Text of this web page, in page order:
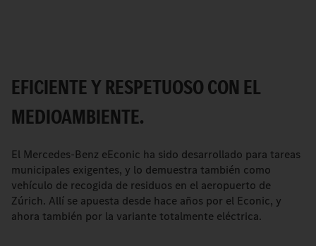
EFICIENTE Y RESPETUOSO CON EL
MEDIOAMBIENTE.
El Mercedes-Benz eEconic ha sido desarrollado para tareas
municipales exigentes, y lo demuestra también como
vehículo de recogida de residuos en el aeropuerto de
Zúrich. Allí se apuesta desde hace años por el Econic, y
ahora también por la variante totalmente eléctrica.